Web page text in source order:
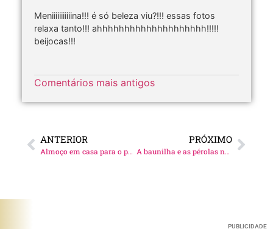
Meniiiiiiiiiiina!!! é só beleza viu?!!! essas fotos
relaxa tanto!!! ahhhhhhhhhhhhhhhhhhhh!!!!!
beijocas!!!
Comentários mais antigos
ANTERIOR
Almoço em casa para o papai!
PRÓXIMO
A baunilha e as pérolas negras!
PUBLICIDADE